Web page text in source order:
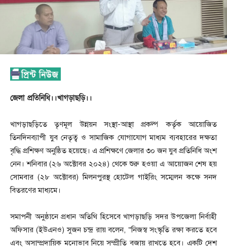
জেলা প্রতিনিধি।।খাগড়াছড়ি।।
খাগড়াছড়িতে তৃণমূল উন্নয়ন সংস্থা-আস্থা প্রকল্প কর্তৃক আয়োজিত
তিনদিনব্যাপী যুব নেতৃত্ব ও সামাজিক যোগাযোগ মাধ্যম ব্যবহারের দক্ষতা
বৃদ্ধি প্রশিক্ষণ অনুষ্ঠিত হয়েছে। এ প্রশিক্ষণে জেলার ৩০ জন যুব প্রতিনিধি অংশ
নেন। শনিবার (২৬ অক্টোবর ২০২৪) থেকে শুরু হওয়া এ আয়োজন শেষ হয়
সোমবার (২৮ অক্টোবর) মিলনপুরস্থ হোটেল গাইরিং সম্মেলন কক্ষে সনদ
বিতরণের মাধ্যমে।
সমাপনী অনুষ্ঠানে প্রধান অতিথি হিসেবে খাগড়াছড়ি সদর উপজেলা নির্বাহী
অফিসার (ইউএনও) সুজন চন্দ্র রায় বলেন, “নিজস্ব সংস্কৃতি রক্ষা করতে হবে
এবং অসাম্প্রদায়িক মনোভাব নিয়ে সম্প্রীতি বজায় রাখতে হবে। একটি দেশ